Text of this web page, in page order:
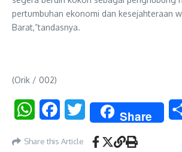
pertumbuhan ekonomi dan kesejahteraan
Barat,”tandasnya.
(Orik / 002)
WhatsAppFacebookTwitter Share
Share this Article